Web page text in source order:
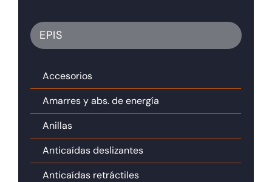
EPIS
Accesorios
Amarres y abs. de energía
Anillas
Anticaídas deslizantes
Anticaídas retráctiles